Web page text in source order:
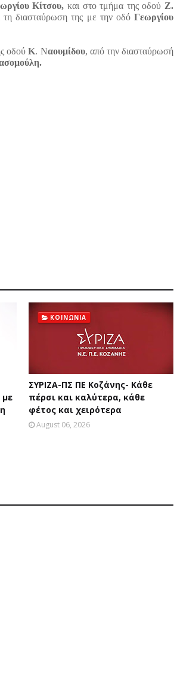
Κίτσου, και στο τμήμα της οδού Ζ.
τη διασταύρωση της με την οδόΓεωργίου
οδούΚ. Ναουμίδου, από την διασταύρωσή
με
ΚΟΙΝΩΝΙΑ
ΣΥΡΙΖΑ-ΠΣ ΠΕ Κοζάνης- Κάθε
πέρσι και καλύτερα, κάθε
φέτος και χειρότερα
August 06, 2026